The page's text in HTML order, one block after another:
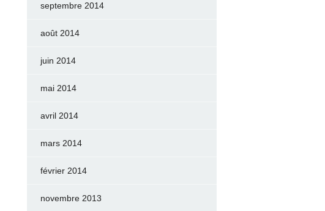
septembre 2014
août 2014
juin 2014
mai 2014
avril 2014
mars 2014
février 2014
novembre 2013